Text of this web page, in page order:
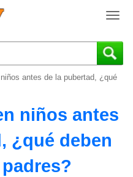
T
g
g
a
v
antes de la pubertad, ¿qué
niños antes
¿qué deben